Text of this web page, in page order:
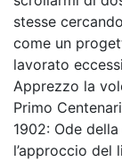
stesse
come un
lavorato
Apprezzo la
Primo
1902: Ode
l’approccio del